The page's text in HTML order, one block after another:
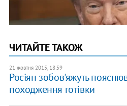
ЧИТАЙТЕ ТАКОЖ
21 жовтня 2015, 18:59
Росіян зобов'яжуть
походження готівки